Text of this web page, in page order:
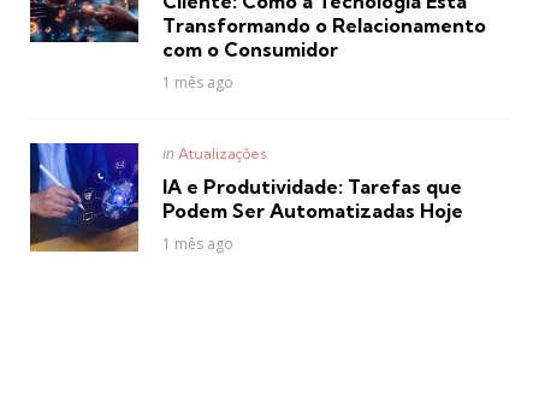
Transformando o Relacionamento
com o Consumidor
1 mês ago
Posted
in Atualizações
IA e Produtividade: Tarefas que
Podem Ser Automatizadas Hoje
1 mês ago